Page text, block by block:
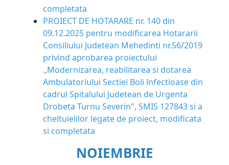
completata
PROIECT DE HOTARARE nr. 140 din
09.12.2025 pentru modificarea Hotararii
Consiliului Judetean Mehedinti nr.56/2019
privind aprobarea proiectului
.,Modernizarea, reabilitarea si dotarea
Ambulatoriului Sectiei Boli lnfectioase din
cadrul Spitalului Judetean de Urgenta
Drobeta Turnu Severin", SMIS 127843 si a
cheltuielilor legate de proiect, modificata
si completata
NOIEMBRIE